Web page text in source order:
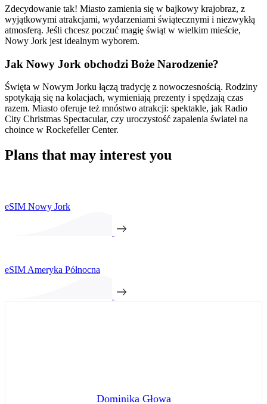
Zdecydowanie tak! Miasto zamienia się w bajkowy krajobraz, z
wyjątkowymi atrakcjami, wydarzeniami świątecznymi i niezwykłą
atmosferą. Jeśli chcesz poczuć magię świąt w wielkim mieście,
Nowy Jork jest idealnym wyborem.
Jak Nowy Jork obchodzi Boże Narodzenie?
Święta w Nowym Jorku łączą tradycję z nowoczesnością. Rodziny
spotykają się na kolacjach, wymieniają prezenty i spędzają czas
razem. Miasto oferuje też mnóstwo atrakcji: spektakle, jak Radio
City Christmas Spectacular, czy uroczystość zapalenia świateł na
choince w Rockefeller Center.
Plans that may interest you
eSIM Nowy Jork
eSIM Ameryka Północna
Dominika Głowa